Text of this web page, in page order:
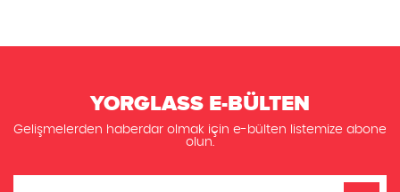
YORGLASS E-BÜLTEN
Gelişmelerden haberdar olmak için e-bülten listemize abone
olun.